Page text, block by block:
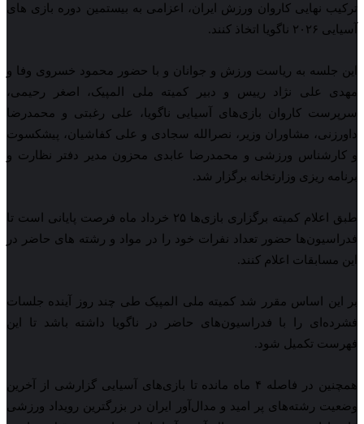
ترکیب نهایی کاروان ورزش ایران، اعزامی به بیستمین دوره بازی های
آسیایی ۲۰۲۶ ناگویا اتخاذ کنند.
این جلسه به ریاست ورزش و جوانان و با حضور محمود خسروی وفا و
مهدی علی نژاد رییس و دبیر کمیته ملی المپیک، اصغر رحیمی،
سرپرست کاروان بازی‌های آسیایی ناگویا، علی رغبتی و محمدرضا
داورزنی، مشاوران وزیر، نصرالله سجادی و علی کفاشیان، پیشکسوت
و کارشناس ورزشی و محمدرضا عابدی محزون مدیر دفتر نظارت و
برنامه ریزی وزارتخانه برگزار شد.
طبق اعلام کمیته برگزاری بازی‌ها ۲۵ خرداد ماه فرصت پایانی است تا
فدراسیون‌ها حضور تعداد نفرات خود را در مواد و رشته های حاضر در
این مسابقات اعلام کنند.
بر این اساس مقرر شد کمیته ملی المپیک طی چند روز آینده جلسات
فشرده‌ای را با فدراسیون‌های حاضر در ناگویا داشته باشد تا این
فهرست تکمیل شود.
همچنین در فاصله ۴ ماه مانده تا بازی‌های آسیایی گزارشی از آخرین
وضعیت رشته‌های پر امید و مدال‌آور ایران در بزرگترین رویداد ورزشی